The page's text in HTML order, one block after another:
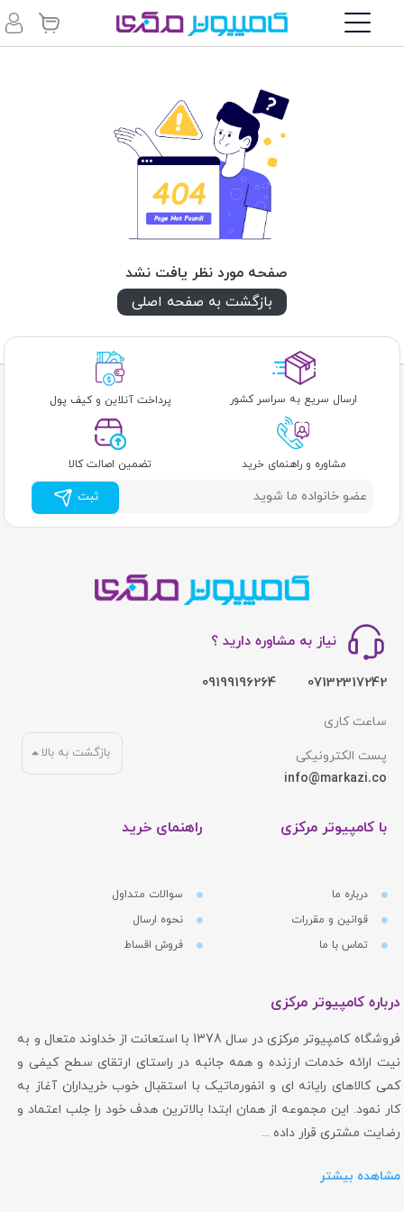
صفحه مورد نظر یافت نشد
بازگشت به صفحه اصلی
ارسال سریع به سراسر کشور پرداخت آنلاین و کیف پول
مشاوره و راهنمای خرید تضمین اصالت کالا
ثبت
نیاز به مشاوره دارید ؟
07132317242
09199196264
ساعت کاری
پست الکترونیکی
info@markazi.co
با کامپیوتر مرکزی
درباره ما
قوانین و مقررات
تماس با ما
راهنمای خرید
سوالات متداول
نحوه ارسال
فروش اقساط
بازگشت به بالا
درباره کامپیوتر مرکزی
فروشگاه کامپیوتر مرکزی در سال 1378 با استعانت از خداوند متعال و به
نیت ارائه خدمات ارزنده و همه جانبه در راستای ارتقای سطح کیفی و
کمی کالاهای رایانه ای و انفورماتیک با استقبال خوب خریداران آغاز به
کار نمود. این مجموعه از همان ابتدا بالاترین هدف خود را جلب اعتماد و
رضایت مشتری قرار داده ...
مشاهده بیشتر